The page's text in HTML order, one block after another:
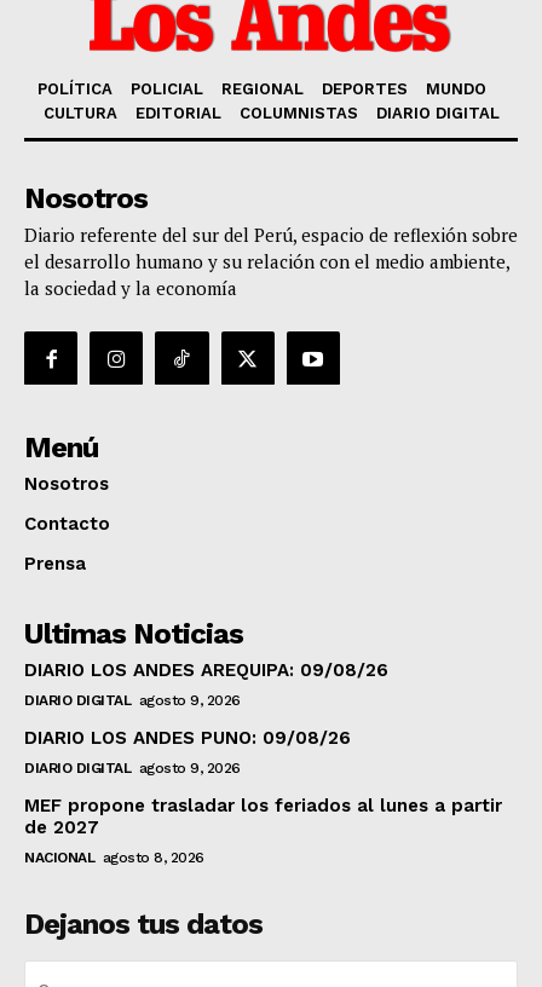
POLÍTICA POLICIAL REGIONAL DEPORTES
MUNDO
CULTURA
EDITORIAL COLUMNISTAS DIARIO DIGITAL
Nosotros
Diario referente del sur del Perú, espacio de reflexión sobre
el desarrollo humano y su relación con el medio ambiente,
la sociedad y la economía
Menú
Nosotros
Contacto
Prensa
Ultimas Noticias
DIARIO LOS ANDES AREQUIPA: 09/08/26
DIARIO DIGITAL agosto 9, 2026
DIARIO LOS ANDES PUNO: 09/08/26
DIARIO DIGITAL agosto 9, 2026
MEF propone trasladar los feriados al lunes a partir
de 2027
NACIONAL agosto 8, 2026
Dejanos tus datos